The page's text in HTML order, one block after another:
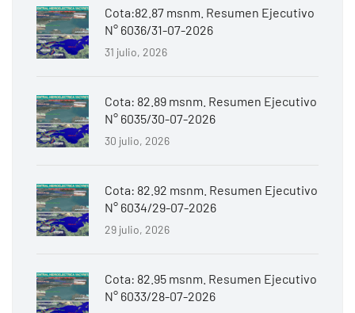
Cota:82.87 msnm. Resumen Ejecutivo
N° 6036/31-07-2026
31 julio, 2026
Cota: 82.89 msnm. Resumen Ejecutivo
N° 6035/30-07-2026
30 julio, 2026
Cota: 82.92 msnm. Resumen Ejecutivo
N° 6034/29-07-2026
29 julio, 2026
Cota: 82.95 msnm. Resumen Ejecutivo
N° 6033/28-07-2026